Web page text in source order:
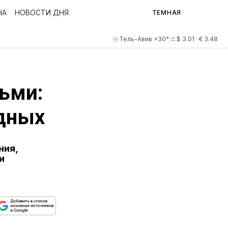
Тель-Авив +30° $ 3.01 · € 3.48
НОВОСТИ ДНЯ ТЕМНАЯ